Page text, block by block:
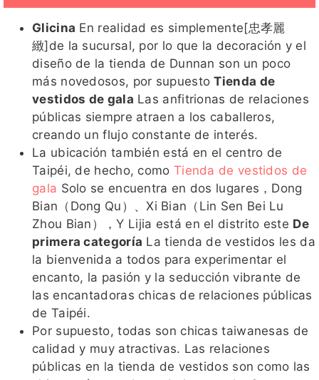
Glicina En realidad es simplemente[忠孝麗
緻]de la sucursal, por lo que la decoración y el
diseño de la tienda de Dunnan son un poco
más novedosos, por supuestoTienda de
vestidos de gala Las anfitrionas de relaciones
públicas siempre atraen a los caballeros,
creando un flujo constante de interés.
La ubicación también está en el centro de
Taipéi, de hecho, como Tienda de vestidos de
gala Solo se encuentra en dos lugares，Dong
Bian（Dong Qu）、Xi Bian（Lin Sen Bei Lu
Zhou Bian），Y Lijia está en el distrito este De
primera categoría La tienda de vestidos les da
la bienvenida a todos para experimentar el
encanto, la pasión y la seducción vibrante de
las encantadoras chicas de relaciones públicas
de Taipéi.
Por supuesto, todas son chicas taiwanesas de
calidad y muy atractivas. Las relaciones
públicas en la tienda de vestidos son como las